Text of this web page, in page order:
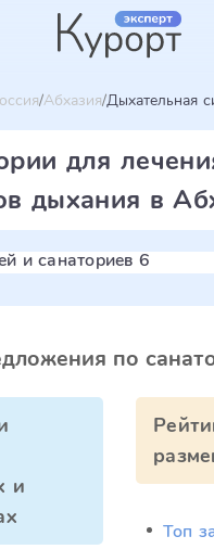
Абхазия Дыхательная
для
дыхания в
и санаториев 6
по
и
Топ